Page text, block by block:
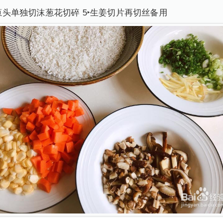
头单独切沫葱花切碎 5‣生姜切片再切丝备用